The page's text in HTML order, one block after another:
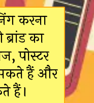
करना
का
पोस्टर
हैं और
हैं।